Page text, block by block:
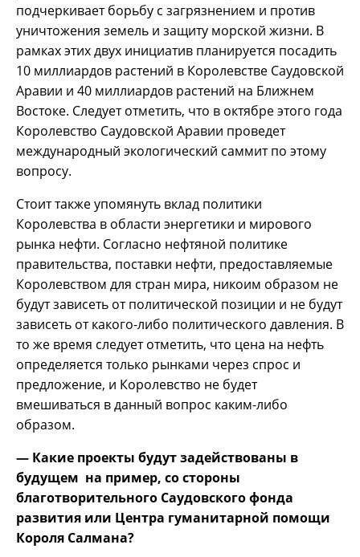
подчеркивает борьбу с загрязнением и против
уничтожения земель и защиту морской жизни. В
рамках этих двух инициатив планируется посадить
10 миллиардов растений в Королевстве Саудовской
Аравии и 40 миллиардов растений на Ближнем
Востоке. Следует отметить, что в октябре этого года
Королевство Саудовской Аравии проведет
международный экологический саммит по этому
вопросу.
Стоит также упомянуть вклад политики
Королевства в области энергетики и мирового
рынка нефти. Согласно нефтяной политике
правительства, поставки нефти, предоставляемые
Королевством для стран мира, никоим образом не
будут зависеть от политической позиции и не будут
зависеть от какого-либо политического давления. В
то же время следует отметить, что цена на нефть
определяется только рынками через спрос и
предложение, и Королевство не будет
вмешиваться в данный вопрос каким-либо
образом.
— Какие проекты будут задействованы в
будущем на пример, со стороны
благотворительного Саудовского фонда
развития или Центра гуманитарной помощи
Короля Салмана?